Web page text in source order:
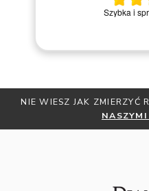
Miły kontakt
kroku
ROZMIAR ? -
NASZYMI PORADAMI